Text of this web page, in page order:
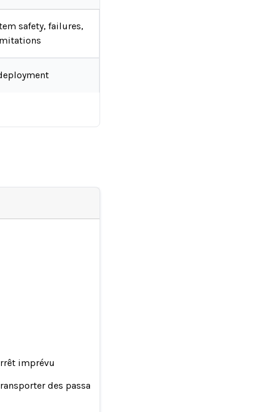
safety, failures,
imprévu
des passagers après une blessure